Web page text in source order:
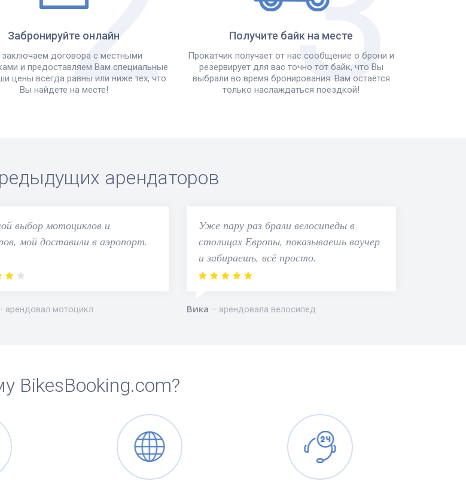
Забронируйте онлайн
договора с местными
и предоставляем Вам специальные
цены всегда равны или ниже тех, что
Вы найдете на месте!
Получите байк на месте
Прокатчик получает от нас сообщение о брони и
резервирует для вас точно тот байк, что Вы
выбрали во время бронирования. Вам остаётся
только наслаждаться поездкой!
арендаторов
выбор мотоциклов и
мой доставили в аэропорт.
арендовал мотоцикл
Уже пару раз брали велосипеды в
столицах Европы, показываешь ваучер
и забираешь, всё просто.
Вика арендовала велосипед
BikesBooking.com?